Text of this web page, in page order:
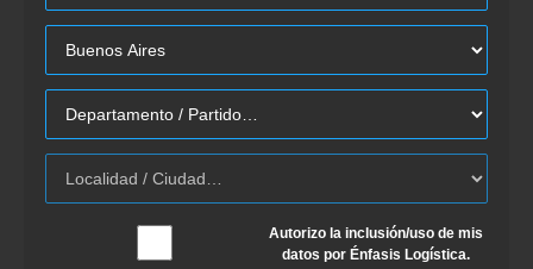
Autorizo la inclusión/uso de mis
datos por Énfasis Logística.